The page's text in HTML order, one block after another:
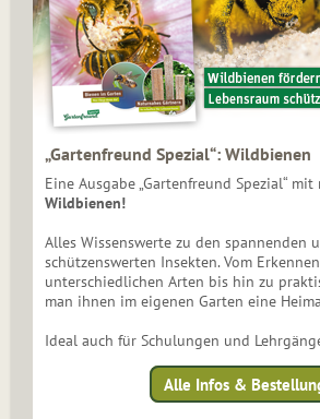
„Gartenfreund Spezial“: Wildbienen
Eine Ausgabe „Gartenfreund Spezial“
Wildbienen!
Alles Wissenswerte zu den spannenden
schützenswerten Insekten. Vom
unterschiedlichen Arten bis hin zu
man ihnen im eigenen Garten eine
Ideal auch für Schulungen und
Alle Infos &